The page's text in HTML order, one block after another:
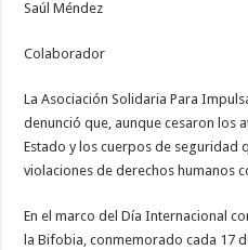
Saúl Méndez
Colaborador
La Asociación Solidaria Para
denunció que, aunque cesaron los
Estado y los cuerpos de seguridad
violaciones de derechos humanos
En el marco del Día Internacional
la Bifobia, conmemorado cada 17